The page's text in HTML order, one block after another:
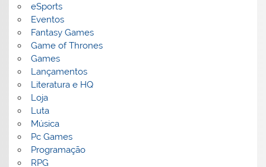
eSports
Eventos
Fantasy Games
Game of Thrones
Games
Lançamentos
Literatura e HQ
Loja
Luta
Música
Pc Games
Programação
RPG